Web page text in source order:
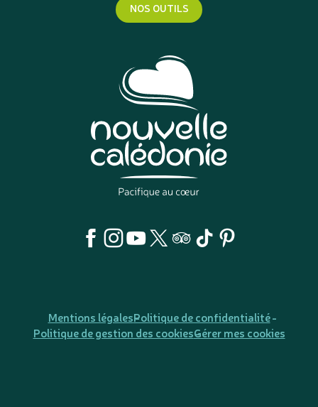
NOS OUTILS
Mentions légalesPolitique de confidentialité
Politique de gestion des cookiesGérer mes cookies